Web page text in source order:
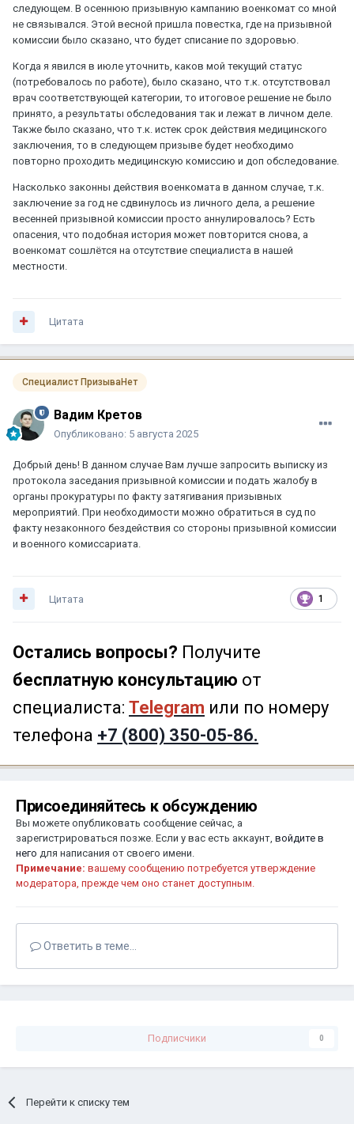
следующем. В осеннюю призывную кампанию военкомат со мной
не связывался. Этой весной пришла повестка, где на призывной
комиссии было сказано, что будет списание по здоровью.
Когда я явился в июле уточнить, каков мой текущий статус
(потребовалось по работе), было сказано, что т.к. отсутствовал
врач соответствующей категории, то итоговое решение не было
принято, а результаты обследования так и лежат в личном деле.
Также было сказано, что т.к. истек срок действия медицинского
заключения, то в следующем призыве будет необходимо
повторно проходить медицинскую комиссию и доп обследование.
Насколько законны действия военкомата в данном случае, т.к.
заключение за год не сдвинулось из личного дела, а решение
весенней призывной комиссии просто аннулировалось? Есть
опасения, что подобная история может повторится снова, а
военкомат сошлётся на отсутствие специалиста в нашей
местности.
Цитата
Специалист ПризываНет
Вадим Кретов
Опубликовано: 5 августа 2025
Добрый день! В данном случае Вам лучше запросить выписку из
протокола заседания призывной комиссии и подать жалобу в
органы прокуратуры по факту затягивания призывных
мероприятий. При необходимости можно обратиться в суд по
факту незаконного бездействия со стороны призывной комиссии
и военного комиссариата.
1
Цитата
Остались вопросы? Получите
бесплатную консультацию от
специалиста: Telegram или по номеру
телефона +7 (800) 350-05-86.
Присоединяйтесь к обсуждению
Вы можете опубликовать сообщение сейчас, а
зарегистрироваться позже. Если у вас есть аккаунт, войдите в
него для написания от своего имени.
Примечание: вашему сообщению потребуется утверждение
модератора, прежде чем оно станет доступным.
Ответить в теме...
Подписчики 0
Перейти к списку тем